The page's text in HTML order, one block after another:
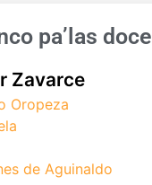
pa’las doce
Zavarce
Oropeza
de Aguinaldo